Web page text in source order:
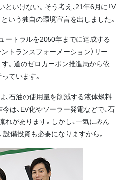
いけない。そう考え、21年6月に「V
いう独自の環境宣言を出しました。
ートラルを2050年までに達成する
ントランスフォーメーション）リー
。道のゼロカーボン推進局から依
ています。
石油の使用量を削減する液体燃料
今は、EV化やソーラー発電などで、石
があります。しかし、一気にみん
備投資も必要になりますから。